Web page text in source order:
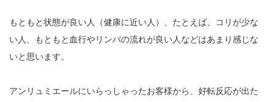
もともと状態が良い人（健康に近い人）、たとえば、コリが少な
い人、もともと血行やリンパの流れが良い人などはあまり感じな
いと思います。
アンリュミエールにいらっしゃったお客様から、好転反応が出た